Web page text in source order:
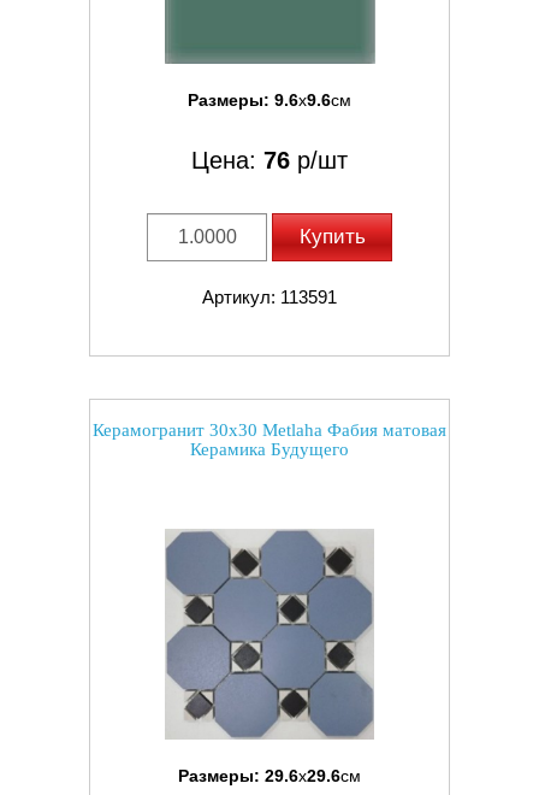
Размеры: 9.6x9.6см
Цена: 76 р/шт
Купить
Артикул: 113591
Керамогранит 30x30 Metlaha Фабия матовая
Керамика Будущего
Размеры: 29.6x29.6см